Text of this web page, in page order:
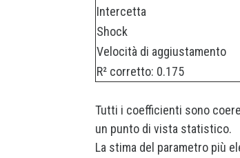
Intercetta
Shock
Velocità di aggiustamento
R² corretto: 0.175
Tutti i coefficienti sono
un punto di vista statistico.
La stima del parametro più